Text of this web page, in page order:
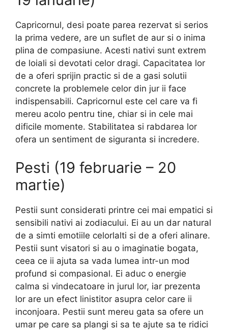
Capricornul, desi poate parea rezervat si serios
la prima vedere, are un suflet de aur si o inima
plina de compasiune. Acesti nativi sunt extrem
de loiali si devotati celor dragi. Capacitatea lor
de a oferi sprijin practic si de a gasi solutii
concrete la problemele celor din jur ii face
indispensabili. Capricornul este cel care va fi
mereu acolo pentru tine, chiar si in cele mai
dificile momente. Stabilitatea si rabdarea lor
ofera un sentiment de siguranta si incredere.
Pesti (19 februarie – 20
martie)
Pestii sunt considerati printre cei mai empatici si
sensibili nativi ai zodiacului. Ei au un dar natural
de a simti emotiile celorlalti si de a oferi alinare.
Pestii sunt visatori si au o imaginatie bogata,
ceea ce ii ajuta sa vada lumea intr-un mod
profund si compasional. Ei aduc o energie
calma si vindecatoare in jurul lor, iar prezenta
lor are un efect linistitor asupra celor care ii
inconjoara. Pestii sunt mereu gata sa ofere un
umar pe care sa plangi si sa te ajute sa te ridici